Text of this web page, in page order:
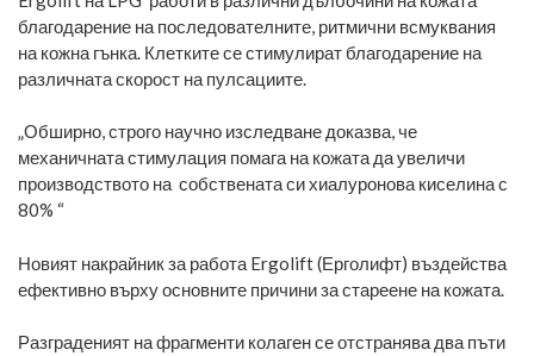
благодарение на последователните, ритмични всмуквания
на кожна гънка. Клетките се стимулират благодарение на
различната скорост на пулсациите.
„Обширно, строго научно изследване доказва, че
механичната стимулация помага на кожата да увеличи
производството на собствената си хиалуронова киселина с
80% “
Новият накрайник за работа Ergolift (Ерголифт) въздейства
ефективно върху основните причини за стареене на кожата.
Разграденият на фрагменти колаген се отстранява два пъти